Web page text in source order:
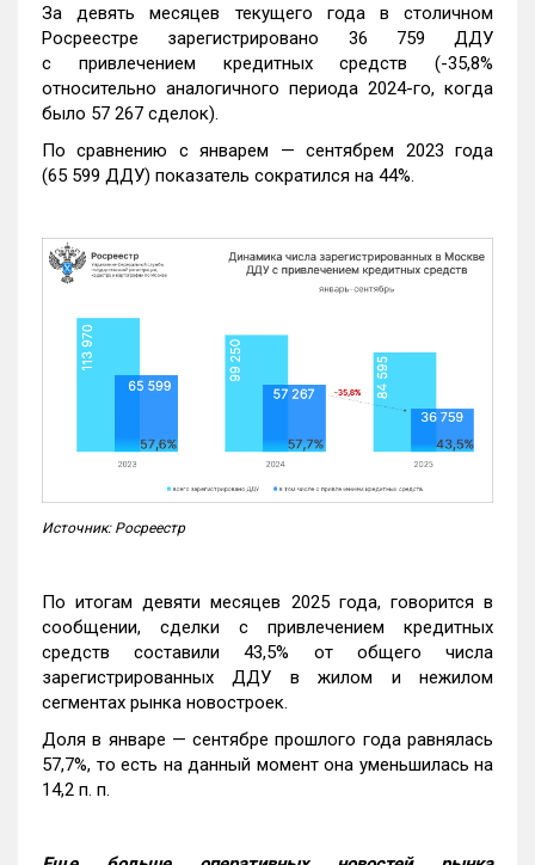
За девять месяцев текущего года в столичном
Росреестре зарегистрировано 36 759 ДДУ
с привлечением кредитных средств (-35,8%
относительно аналогичного периода 2024-го, когда
было 57 267 сделок).
По сравнению с январем — сентябрем 2023 года
(65 599 ДДУ) показатель сократился на 44%.
Источник: Росреестр
По итогам девяти месяцев 2025 года, говорится в
сообщении, сделки с привлечением кредитных
средств составили 43,5% от общего числа
зарегистрированных ДДУ в жилом и нежилом
сегментах рынка новостроек.
Доля в январе — сентябре прошлого года равнялась
57,7%, то есть на данный момент она уменьшилась на
14,2 п. п.